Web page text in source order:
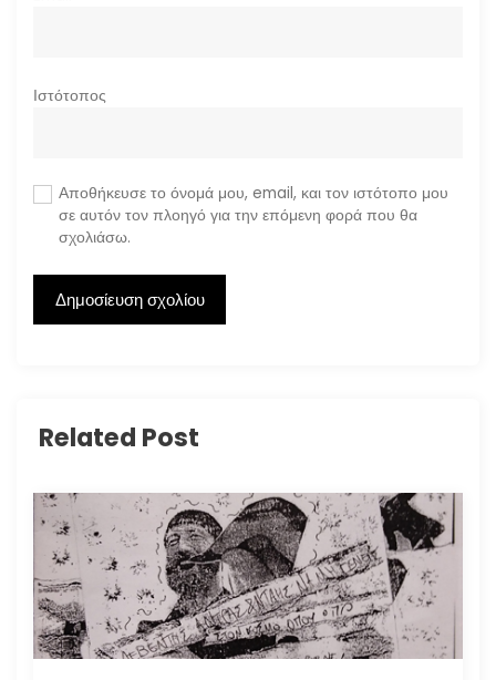
Ιστότοπος
Αποθήκευσε το όνομά μου, email, και τον ιστότοπο μου
σε αυτόν τον πλοηγό για την επόμενη φορά που θα
σχολιάσω.
Related Post